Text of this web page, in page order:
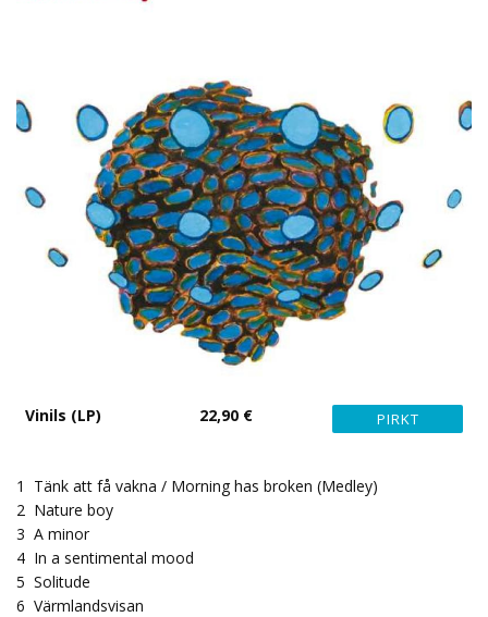
Vinils (LP) 22,90 €
1
Tänk att få vakna / Morning has broken (Medley)
2 Nature boy
3 A minor
4 In a sentimental mood
5 Solitude
6 Värmlandsvisan